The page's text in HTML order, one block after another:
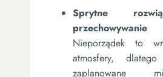
Sprytne
przechowywanie
Nieporządek to
atmosfery,
zaplanowane